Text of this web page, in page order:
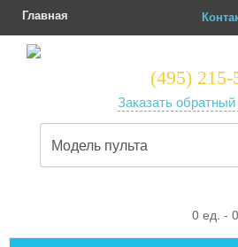
Главная
(495) 215-
Заказать обратный
0 ед. - 0